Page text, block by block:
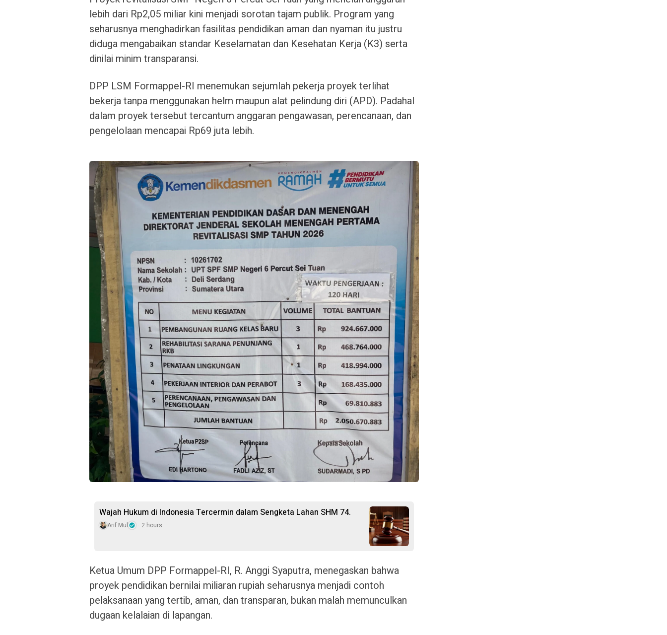
lebih dari Rp2,05 miliar kini menjadi sorotan tajam publik. Program yang
seharusnya menghadirkan fasilitas pendidikan aman dan nyaman itu justru
diduga mengabaikan standar Keselamatan dan Kesehatan Kerja (K3) serta
dinilai minim transparansi.
DPP LSM Formappel-RI menemukan sejumlah pekerja proyek terlihat
bekerja tanpa menggunakan helm maupun alat pelindung diri (APD). Padahal
dalam proyek tersebut tercantum anggaran pengawasan, perencanaan, dan
pengelolaan mencapai Rp69 juta lebih.
Wajah Hukum di Indonesia Tercermin dalam Sengketa Lahan SHM 74.
Arif Mul 2 hours
Ketua Umum DPP Formappel-RI, R. Anggi Syaputra, menegaskan bahwa
proyek pendidikan bernilai miliaran rupiah seharusnya menjadi contoh
pelaksanaan yang tertib, aman, dan transparan, bukan malah memunculkan
dugaan kelalaian di lapangan.